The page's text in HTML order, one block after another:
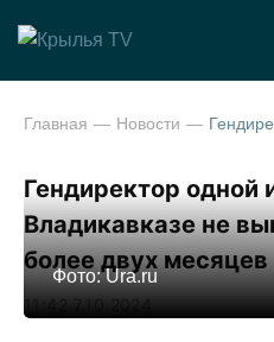
Главная Новости
Гендиректор одной
Владикавказе не
более двух месяцев
11:42 7.10.2024
Фото: Ura.ru